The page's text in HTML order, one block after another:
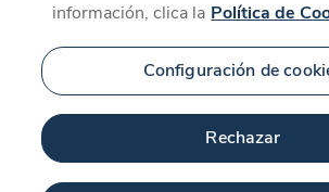
información, clica la Política de
Configuración de
Rechazar